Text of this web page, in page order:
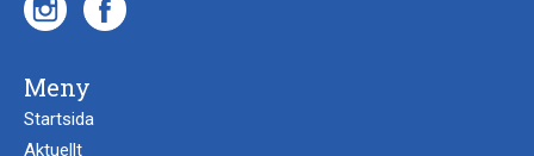
Meny
Startsida
Aktuellt